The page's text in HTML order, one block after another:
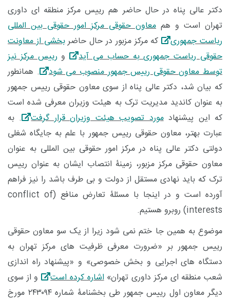
دکتر عالی پناه در حال حاضر هم رییس مرکز منطقه ای داوری
تهران است و هم معاون حقوقی مرکز امور حقوقی بین المللی
ریاست جمهوری
که مرکز مزبور در حال حاضربخشی از معاونت
حقوقی ریاست جمهوری به حساب می آید
و رییس مرکز نیز
توسط معاون حقوقی رییس جمهور منصوب می شود
. همانطور
که بیان شد، دکتر عالی پناه از سوی معاون حقوقی رییس جمهور
به عنوان کاندید مدیریت ترک به هیئت وزیران معرفی شده است
که این پیشنهادمورد تصویب هیئت وزیران قرار گرفت
. به
عبارت بهتر، معاون حقوقی رییس جمهور با علم به جایگاه شغلی
دولتی دکتر عالی پناه در مرکز امور حقوقی بین المللی به عنوان
معاون حقوقی مرکز مزبور، زمینۀ انتصاب ایشان به عنوان رییس
ترک که باید نهادی مستقل از دولت و بی طرف باشد را نیز فراهم
آورده است و در اینجا با مسئلۀ تعارض منافع (conflict of
interests) روبرو هستیم.
موضوع به همین جا ختم نمی شود زیرا از یک سو معاون حقوقی
رییس جمهور بر «ضرورت معرفی ظرفیت های مرکز تهران به
دستگاه های اجرایی و بخش خصوصی» و «پیشنهاد راه اندازی
شعب منطقه ای مرکز داوری تهران» اشاره کرده است
و از سوی
دیگر معاون اول رییس جمهور طی بخشنامۀ شماره ۲۴۳۰۹۴ مورخ